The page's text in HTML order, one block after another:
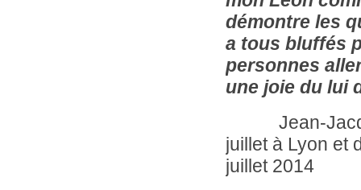
démontre les
a tous bluffés
personnes
une joie du lui
Jean-
juillet à Lyon et
juillet 2014